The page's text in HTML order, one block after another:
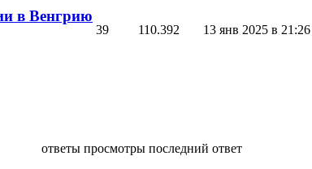
в Венгрию
39 110.392 13 янв 2025 в 21:26
ответы просмотры последний ответ